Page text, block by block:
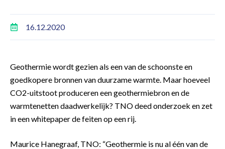
16.12.2020
Geothermie wordt gezien als een van de schoonste en
goedkopere bronnen van duurzame warmte. Maar hoeveel
CO2-uitstoot produceren een geothermiebron en de
warmtenetten daadwerkelijk? TNO deed onderzoek en zet
in een whitepaper de feiten op een rij.
Maurice Hanegraaf, TNO: “Geothermie is nu al één van de